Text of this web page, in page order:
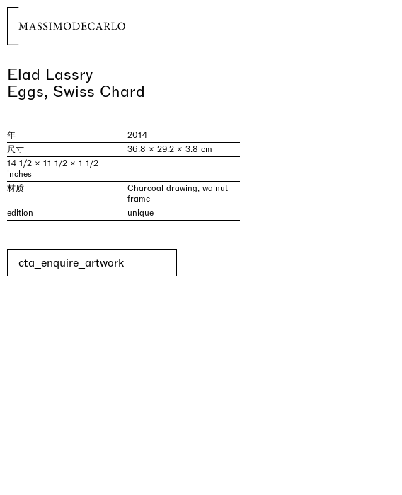
Elad Lassry
Eggs, Swiss Chard
年
2014
尺寸
36.8 × 29.2 × 3.8 cm
14 1/2 × 11 1/2 × 1 1/2
inches
材质
Charcoal drawing, walnut
frame
edition
unique
cta_enquire_artwork